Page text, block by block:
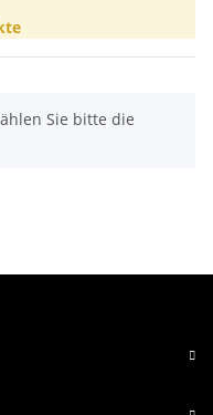
Sie bitte die